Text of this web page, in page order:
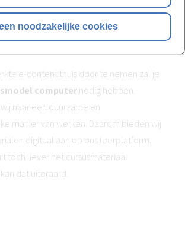
noodzakelijke cookies
info
e-content thuis door te nemen zal je
computernodig hebben.
naar een duurzame en
manier van werken. Daarom bieden wij
digitaal aan op ons leerplatform.
toch liever het cursusmateriaal
dat uiteraard.